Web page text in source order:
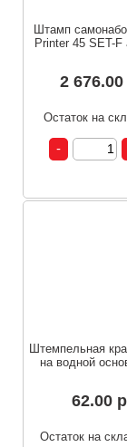
Штамп
Printer 45 SET-F
2
Остаток на
Штемпельная
на водной
62.00
Остаток на